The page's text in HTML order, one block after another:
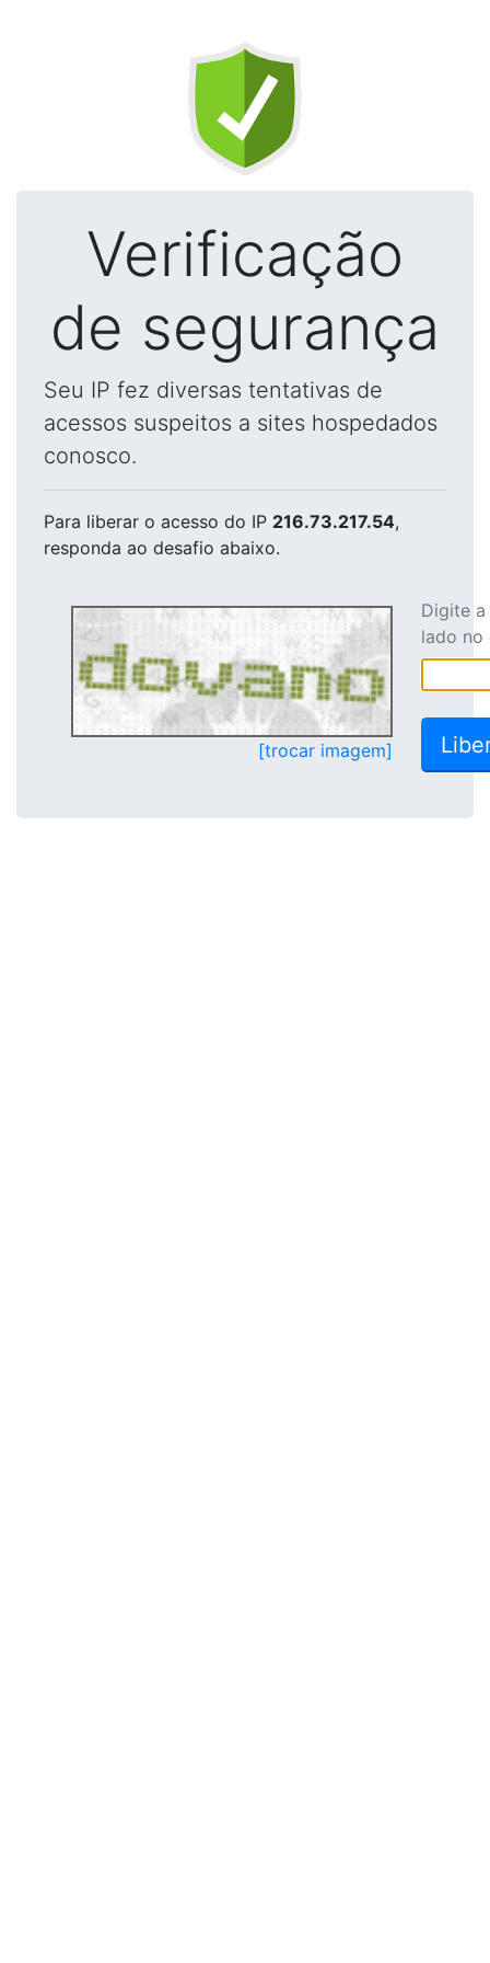
Verificação
de segurança
Seu IP fez diversas tentativas de
acessos suspeitos a sites hospedados
conosco.
Para liberar o acesso do IP 216.73.217.54,
responda ao desafio abaixo.
[trocar imagem]
Digite
lado no